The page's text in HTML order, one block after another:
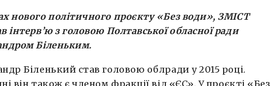
нового політичного проєкту «Без води», ЗМІСТ
інтерв’ю з головою Полтавської обласної ради
Біленьким.
Біленький став головою облради у 2015 році.